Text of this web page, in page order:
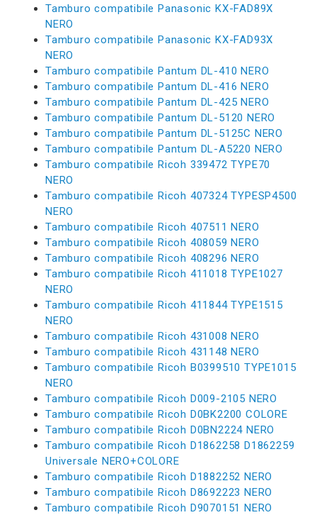
Tamburo compatibile Panasonic KX-FAD89X
NERO
Tamburo compatibile Panasonic KX-FAD93X
NERO
Tamburo compatibile Pantum DL-410 NERO
Tamburo compatibile Pantum DL-416 NERO
Tamburo compatibile Pantum DL-425 NERO
Tamburo compatibile Pantum DL-5120 NERO
Tamburo compatibile Pantum DL-5125C NERO
Tamburo compatibile Pantum DL-A5220 NERO
Tamburo compatibile Ricoh 339472 TYPE70
NERO
Tamburo compatibile Ricoh 407324 TYPESP4500
NERO
Tamburo compatibile Ricoh 407511 NERO
Tamburo compatibile Ricoh 408059 NERO
Tamburo compatibile Ricoh 408296 NERO
Tamburo compatibile Ricoh 411018 TYPE1027
NERO
Tamburo compatibile Ricoh 411844 TYPE1515
NERO
Tamburo compatibile Ricoh 431008 NERO
Tamburo compatibile Ricoh 431148 NERO
Tamburo compatibile Ricoh B0399510 TYPE1015
NERO
Tamburo compatibile Ricoh D009-2105 NERO
Tamburo compatibile Ricoh D0BK2200 COLORE
Tamburo compatibile Ricoh D0BN2224 NERO
Tamburo compatibile Ricoh D1862258 D1862259
Universale NERO+COLORE
Tamburo compatibile Ricoh D1882252 NERO
Tamburo compatibile Ricoh D8692223 NERO
Tamburo compatibile Ricoh D9070151 NERO